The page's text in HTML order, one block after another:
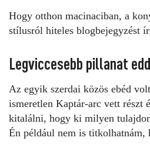
Hogy otthon macinaciban, a
stílusról hiteles blogbejegyzést
Legviccesebb pillanat
Az egyik szerdai közös ebéd
ismeretlen Kaptár-arc vett részt
kitalálni, hogy ki milyen
Én például nem is titkolhatnám,